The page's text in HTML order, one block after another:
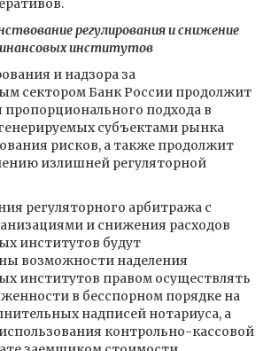
регулирования и снижение
институтов
и надзора за
сектором Банк России продолжит
подхода в
субъектами рынка
рисков, а также продолжит
излишней регуляторной
регуляторного арбитража с
и снижения расходов
институтов будут
возможности наделения
институтов правом осуществлять
в бесспорном порядке на
надписей нотариуса, а
контрольно-кассовой